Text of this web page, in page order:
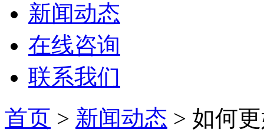
新闻动态
在线咨询
联系我们
首页 > 新闻动态 > 如何